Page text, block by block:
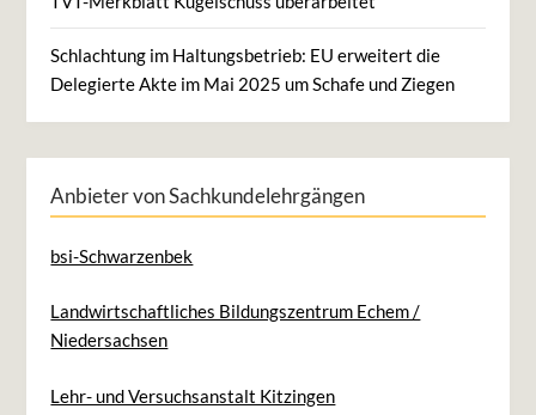
Schlachtung im Haltungsbetrieb: EU erweitert die
Delegierte Akte im Mai 2025 um Schafe und Ziegen
Anbieter von Sachkundelehrgängen
bsi-Schwarzenbek
Landwirtschaftliches Bildungszentrum Echem /
Niedersachsen
Lehr- und Versuchsanstalt Kitzingen